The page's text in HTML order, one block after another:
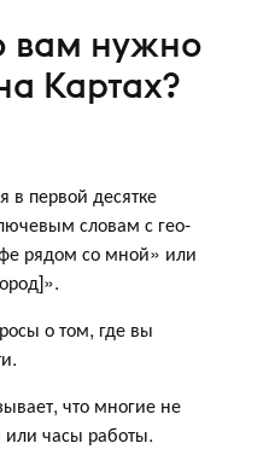
вам нужно
Картах?
в первой десятке
словам с гео-
рядом со мной» или
о том, где вы
что многие не
или часы работы.